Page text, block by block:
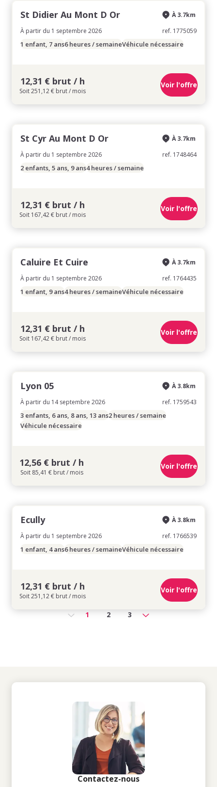
St Didier Au Mont D Or
À partir du 1 septembre 2026
À 3.7km
ref. 1775059
1 enfant, 7 ans6 heures / semaineVéhicule nécessaire
12,31 € brut / h
Soit 251,12 € brut / mois
Voir l'offre
St Cyr Au Mont D Or
À partir du 1 septembre 2026
À 3.7km
ref. 1748464
2 enfants, 5 ans, 9 ans4 heures / semaine
12,31 € brut / h
Soit 167,42 € brut / mois
Voir l'offre
Caluire Et Cuire
À partir du 1 septembre 2026
À 3.7km
ref. 1764435
1 enfant, 9 ans4 heures / semaineVéhicule nécessaire
12,31 € brut / h
Soit 167,42 € brut / mois
Voir l'offre
Lyon 05
À partir du 14 septembre 2026
À 3.8km
ref. 1759543
3 enfants, 6 ans, 8 ans, 13 ans2 heures / semaine
Véhicule nécessaire
12,56 € brut / h
Soit 85,41 € brut / mois
Voir l'offre
Ecully
À partir du 1 septembre 2026
À 3.8km
ref. 1766539
1 enfant, 4 ans6 heures / semaineVéhicule nécessaire
12,31 € brut / h
Soit 251,12 € brut / mois
Voir l'offre
1 2 3
Contactez-nous